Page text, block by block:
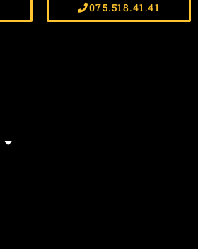
075.518.41.41